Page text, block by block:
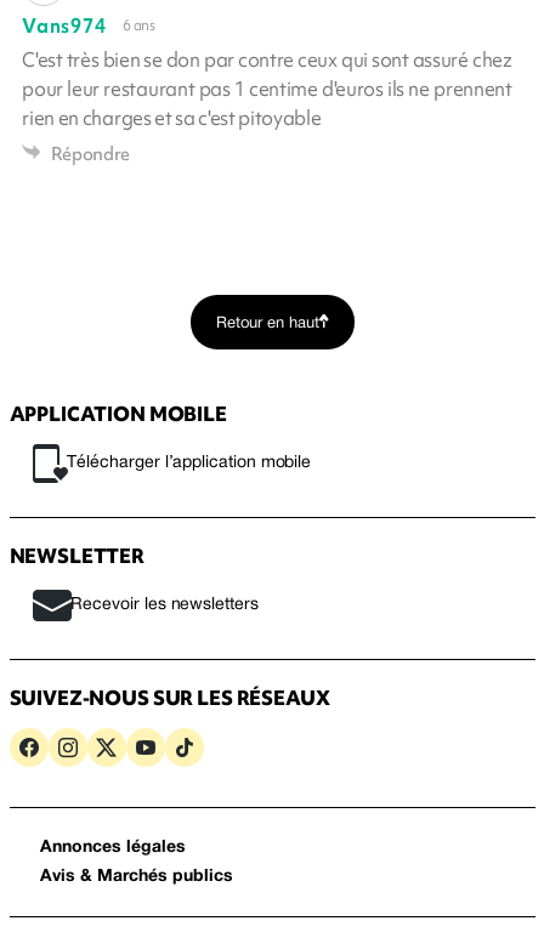
Vans974 6 ans
C'est très bien se don par contre ceux qui sont assuré chez
pour leur restaurant pas 1 centime d'euros ils ne prennent
rien en charges et sa c'est pitoyable
Répondre
Retour en haut
APPLICATION MOBILE
Télécharger l’application mobile
NEWSLETTER
Recevoir les newsletters
SUIVEZ-NOUS SUR LES RÉSEAUX
Annonces légales
Avis & Marchés publics